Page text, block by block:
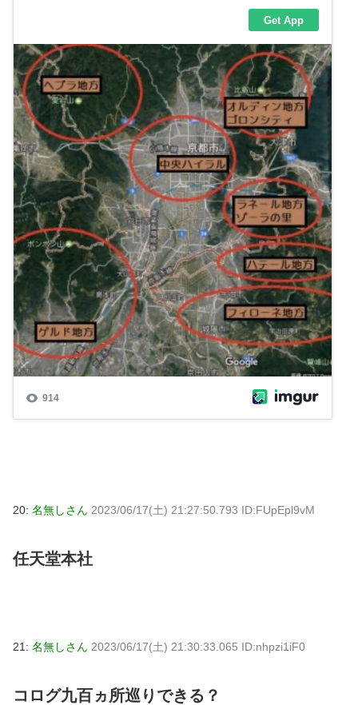
20: 名無しさん 2023/06/17(土) 21:27:50.793 ID:FUpEpl9vM
任天堂本社
21: 名無しさん 2023/06/17(土) 21:30:33.065 ID:nhpzi1iF0
コログ九百ヵ所巡りできる？